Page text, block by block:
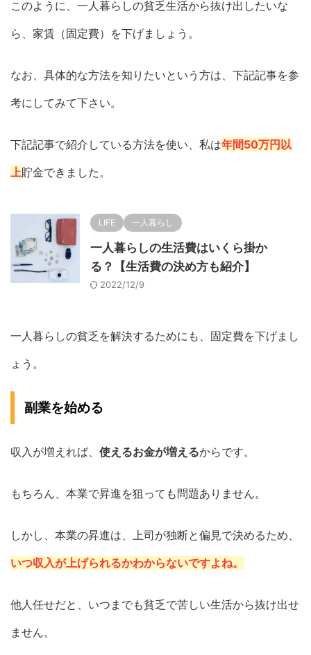
このように、一人暮らしの貧乏生活から抜け出したいな
ら、家賃（固定費）を下げましょう。
なお、具体的な方法を知りたいという方は、下記記事を参
考にしてみて下さい。
下記記事で紹介している方法を使い、私は年間50万円以
上貯金できました。
LIFE 一人暮らし
一人暮らしの生活費はいくら掛か
る？【生活費の決め方も紹介】
2022/12/9
一人暮らしの貧乏を解決するためにも、固定費を下げまし
ょう。
副業を始める
収入が増えれば、 使えるお金が増えるからです。
もちろん、本業で昇進を狙っても問題ありません。
しかし、本業の昇進は、上司が独断と偏見で決めるため、
いつ収入が上げられるかわからないですよね。
他人任せだと、いつまでも貧乏で苦しい生活から抜け出せ
ません。